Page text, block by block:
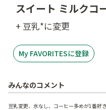
スイート ミルクコ
+ 豆乳*に変更
My FAVORITESに登録
みんなのコメント
豆乳変更、氷なし、コーヒー多めが1番好